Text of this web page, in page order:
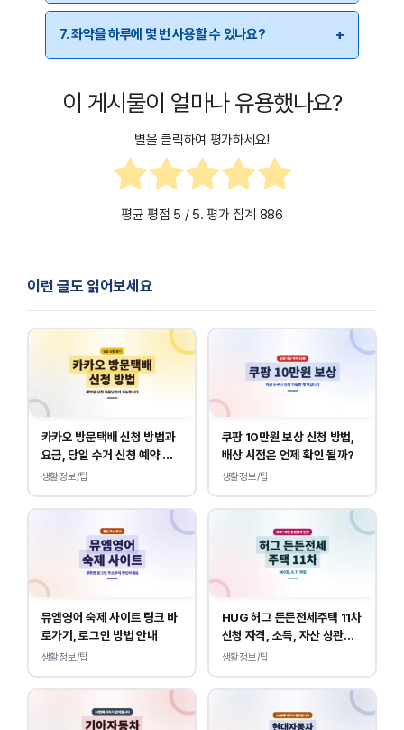
세).
뾰족한 끝을 먼저 항문에 삽입하며, 약 2~3cm 정도 깊
삽입 후 항문 근육을 조이고, 최소 20~30분 동안 누워
있는 것이 좋습니다.
간 동안 눕는 것이 중요합니다.
좌약이 빠져나올 가능성이 있으며, 효과가 떨어질 수
있습니다.
충분히 흡수되지 않은 것일 수 있습니다. 다시 시도할 때는
더 깊숙이 삽입하고, 30분 이상 누워있는 것이 중요합니다.
7. 좌약을 하루에 몇 번 사용할 수 있나요?
일반적으로:
완하제 좌약: 1일 1회
진통제 좌약: 1일 2~3회
사용 전 반드시 제품 설명서를 확인하고, 필요 시 의사와
이 게시물이 얼마나 유용했나요?
별을 클릭하여 평가하세요!
평균 평점 5 / 5. 평가 집계 886
이런 글도 읽어보세요
카카오 방문택배 신청 방법과
요금, 당일 수거 신청 예약 안
내
생활정보/팁
쿠팡 10만원 보상 신청 방법,
배상 시점은 언제 확인 될까?
생활정보/팁
뮤엠영어 숙제 사이트 링크 바
로가기, 로그인 방법 안내
생활정보/팁
HUG 허그 든든전세주택 11차
신청 자격, 소득, 자산 상관없
이 가능합니다.
생활정보/팁